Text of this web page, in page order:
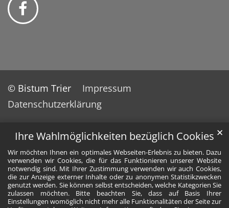
Ihre Wahlmöglichkeiten bezüglich Cookies
Wir möchten Ihnen ein optimales Webseiten-Erlebnis zu bieten. Dazu
verwenden wir Cookies, die für das Funktionieren unserer Website
notwendig sind. Mit Ihrer Zustimmung verwenden wir auch Cookies,
die zur Anzeige externer Inhalte oder zu anonymen Statistikzwecken
genutzt werden. Sie können selbst entscheiden, welche Kategorien Sie
zulassen möchten. Bitte beachten Sie, dass auf Basis Ihrer
Einstellungen womöglich nicht mehr alle Funktionalitäten der Seite zur
✕
© Bistum Trier
Impressum
Datenschutzerklärung